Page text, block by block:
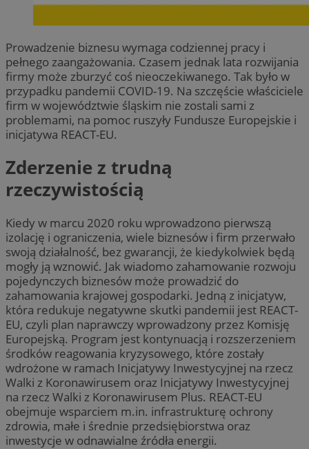
Prowadzenie biznesu wymaga codziennej pracy i
pełnego zaangażowania. Czasem jednak lata rozwijania
firmy może zburzyć coś nieoczekiwanego. Tak było w
przypadku pandemii COVID-19. Na szczęście właściciele
firm w województwie śląskim nie zostali sami z
problemami, na pomoc ruszyły Fundusze Europejskie i
inicjatywa REACT-EU.
Zderzenie z trudną
rzeczywistością
Kiedy w marcu 2020 roku wprowadzono pierwszą
izolację i ograniczenia, wiele biznesów i firm przerwało
swoją działalność, bez gwarancji, że kiedykolwiek będą
mogły ją wznowić. Jak wiadomo zahamowanie rozwoju
pojedynczych biznesów może prowadzić do
zahamowania krajowej gospodarki. Jedną z inicjatyw,
która redukuje negatywne skutki pandemii jest REACT-
EU, czyli plan naprawczy wprowadzony przez Komisję
Europejską. Program jest kontynuacją i rozszerzeniem
środków reagowania kryzysowego, które zostały
wdrożone w ramach Inicjatywy Inwestycyjnej na rzecz
Walki z Koronawirusem oraz Inicjatywy Inwestycyjnej
na rzecz Walki z Koronawirusem Plus. REACT-EU
obejmuje wsparciem m.in. infrastrukturę ochrony
zdrowia, małe i średnie przedsiębiorstwa oraz
inwestycje w odnawialne źródła energii.